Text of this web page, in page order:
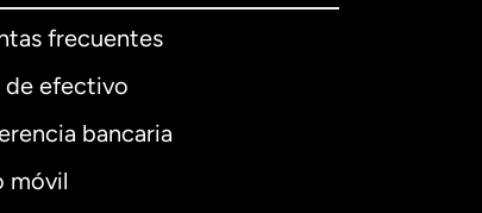
frecuentes
de efectivo
bancaria
móvil